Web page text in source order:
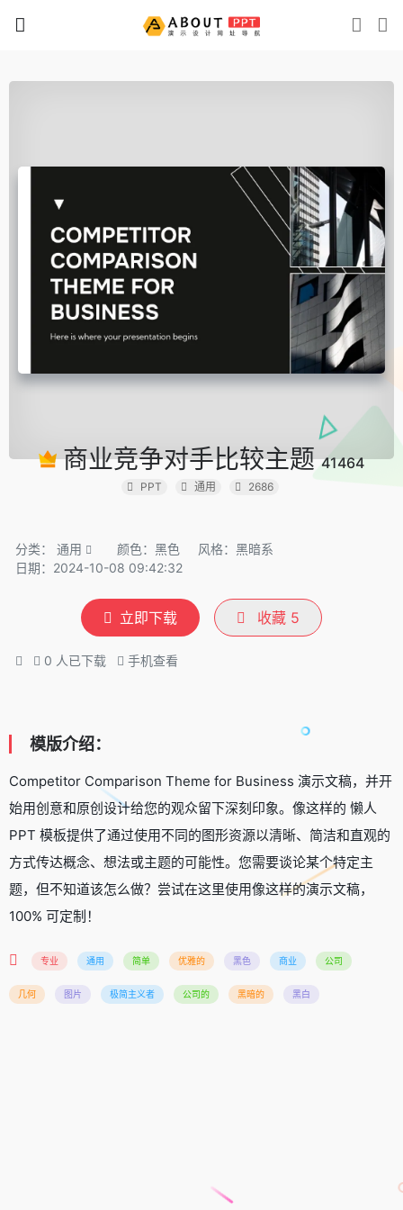
商业竞争对手比较主题41464
PPT 通用 2686
分类： 通用 颜色：黑色
风格：黑暗系
日期：2024-10-08 09:42:32
立即下载 收藏 5
0 人已下载 手机查看
模版介绍：
Competitor Comparison Theme for Business 演示文稿，并开
始用创意和原创设计给您的观众留下深刻印象。像这样的 懒人
PPT 模板提供了通过使用不同的图形资源以清晰、简洁和直观的
方式传达概念、想法或主题的可能性。您需要谈论某个特定主
题，但不知道该怎么做？尝试在这里使用像这样的演示文稿，
100% 可定制！
专业 通用 简单 优雅的 黑色 商业 公司
几何 图片 极简主义者 公司的 黑暗的 黑白